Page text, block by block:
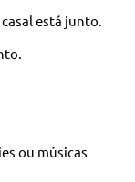
está junto.
ou músicas